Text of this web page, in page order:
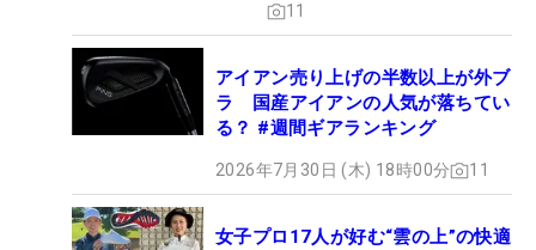
11
アイアン売り上げの半数以上が外ブ
ラ 国産アイアンの人気が落ちてい
る？ #週間ギアランキング
2026年7月30日 (木) 18時00分 11
女子プロ17人が好む“雲の上”の快適